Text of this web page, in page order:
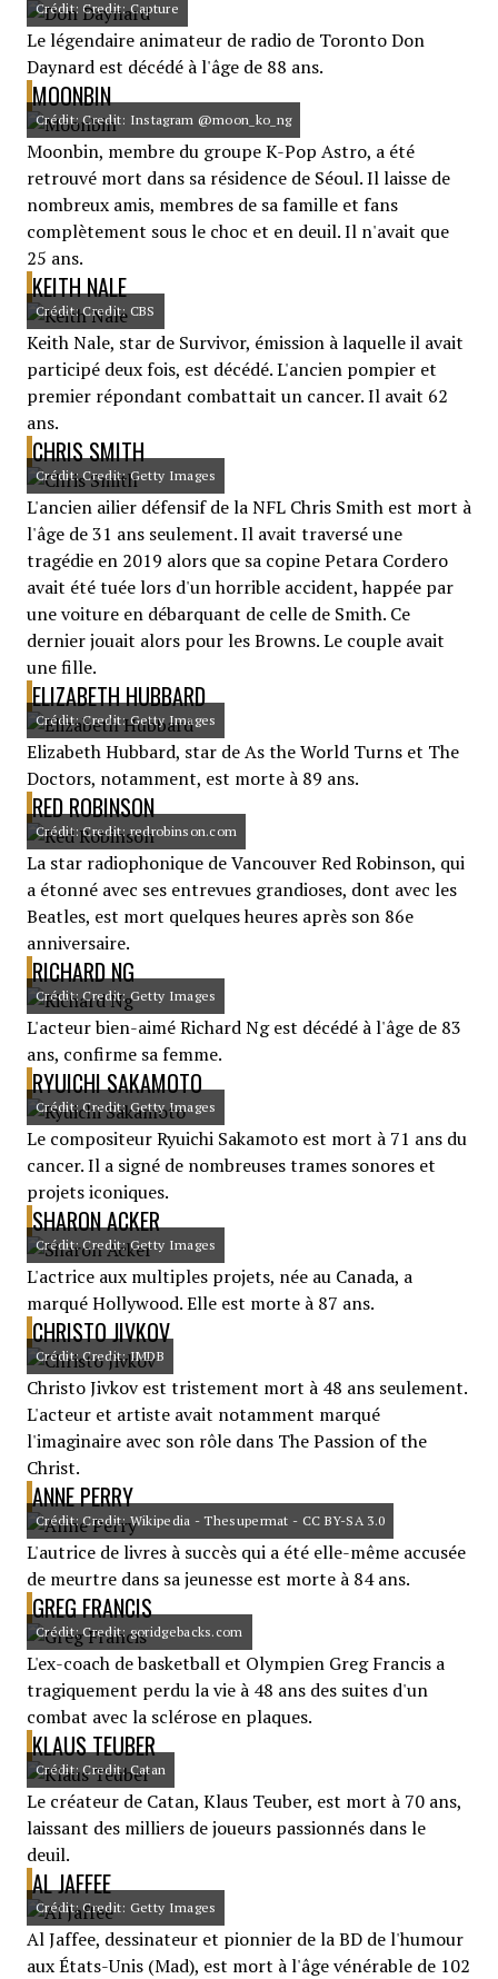
Crédit: Credit: Capture
Le légendaire animateur de radio de Toronto Don
Daynard est décédé à l'âge de 88 ans.
MOONBIN
Crédit: Credit: Instagram @moon_ko_ng
Moonbin, membre du groupe K-Pop Astro, a été
retrouvé mort dans sa résidence de Séoul. Il laisse de
nombreux amis, membres de sa famille et fans
complètement sous le choc et en deuil. Il n'avait que
25 ans.
KEITH NALE
Crédit: Credit: CBS
Keith Nale, star de Survivor, émission à laquelle il avait
participé deux fois, est décédé. L'ancien pompier et
premier répondant combattait un cancer. Il avait 62
ans.
CHRIS SMITH
Crédit: Credit: Getty Images
L'ancien ailier défensif de la NFL Chris Smith est mort à
l'âge de 31 ans seulement. Il avait traversé une
tragédie en 2019 alors que sa copine Petara Cordero
avait été tuée lors d'un horrible accident, happée par
une voiture en débarquant de celle de Smith. Ce
dernier jouait alors pour les Browns. Le couple avait
une fille.
ELIZABETH HUBBARD
Crédit: Credit: Getty Images
Elizabeth Hubbard, star de As the World Turns et The
Doctors, notamment, est morte à 89 ans.
RED ROBINSON
Crédit: Credit: redrobinson.com
La star radiophonique de Vancouver Red Robinson, qui
a étonné avec ses entrevues grandioses, dont avec les
Beatles, est mort quelques heures après son 86e
anniversaire.
RICHARD NG
Crédit: Credit: Getty Images
L'acteur bien-aimé Richard Ng est décédé à l'âge de 83
ans, confirme sa femme.
RYUICHI SAKAMOTO
Crédit: Credit: Getty Images
Le compositeur Ryuichi Sakamoto est mort à 71 ans du
cancer. Il a signé de nombreuses trames sonores et
projets iconiques.
SHARON ACKER
Crédit: Credit: Getty Images
L'actrice aux multiples projets, née au Canada, a
marqué Hollywood. Elle est morte à 87 ans.
CHRISTO JIVKOV
Crédit: Credit: IMDB
Christo Jivkov est tristement mort à 48 ans seulement.
L'acteur et artiste avait notamment marqué
l'imaginaire avec son rôle dans The Passion of the
Christ.
ANNE PERRY
Crédit: Credit: Wikipedia - Thesupermat - CC BY-SA 3.0
L'autrice de livres à succès qui a été elle-même accusée
de meurtre dans sa jeunesse est morte à 84 ans.
GREG FRANCIS
Crédit: Credit: goridgebacks.com
L'ex-coach de basketball et Olympien Greg Francis a
tragiquement perdu la vie à 48 ans des suites d'un
combat avec la sclérose en plaques.
KLAUS TEUBER
Crédit: Credit: Catan
Le créateur de Catan, Klaus Teuber, est mort à 70 ans,
laissant des milliers de joueurs passionnés dans le
deuil.
AL JAFFEE
Crédit: Credit: Getty Images
Al Jaffee, dessinateur et pionnier de la BD de l'humour
aux États-Unis (Mad), est mort à l'âge vénérable de 102